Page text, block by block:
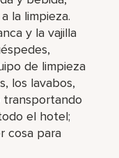
la limpieza.
y la vajilla
de limpieza
los lavabos,
transportando
el hotel;
cosa para